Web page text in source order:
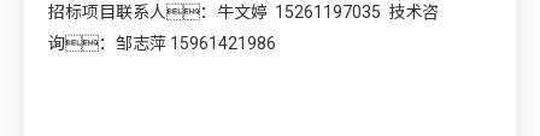
招标项目联系人：牛文婷 15261197035 技术咨
询：邹志萍 15961421986